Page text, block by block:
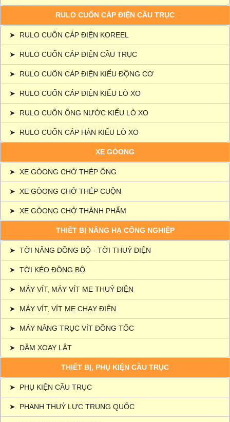
RULO CUỐN CÁP ĐIỆN CẦU TRỤC
➤ RULO CUỐN CÁP ĐIỆN KOREEL
➤ RULO CUỐN CÁP ĐIỆN CẦU TRỤC
➤ RULO CUỐN CÁP ĐIỆN KIỂU ĐỘNG CƠ
➤ RULO CUỐN CÁP ĐIỆN KIỂU LÒ XO
➤ RULO CUỐN ỐNG NƯỚC KIỂU LÒ XO
➤ RULO CUỐN CÁP HÀN KIỂU LÒ XO
XE GÒONG
➤ XE GÒONG CHỞ THÉP ỐNG
➤ XE GÒONG CHỞ THÉP CUỘN
➤ XE GÒONG CHỞ THÀNH PHẨM
THIẾT BỊ NÂNG HẠ CÔNG NGHIỆP
➤ TỜI NÂNG ĐỒNG BỘ - TỜI THUỶ ĐIỆN
➤ TỜI KÉO ĐỒNG BỘ
➤ MÁY VÍT, MÁY VÍT ME THUỶ ĐIỆN
➤ MÁY VÍT, VÍT ME CHẠY ĐIỆN
➤ MÁY NÂNG TRỤC VÍT ĐỒNG TỐC
➤ DẦM XOAY LẬT
THIẾT BỊ, PHỤ KIỆN CẦU TRỤC
➤ PHỤ KIỆN CẦU TRỤC
➤ PHANH THUỶ LỰC TRUNG QUỐC